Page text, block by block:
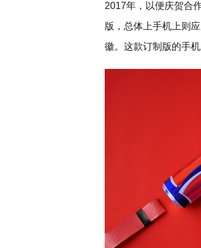
2017年，以便庆贺合
版，总体上手机上则
徽。这款订制版的手